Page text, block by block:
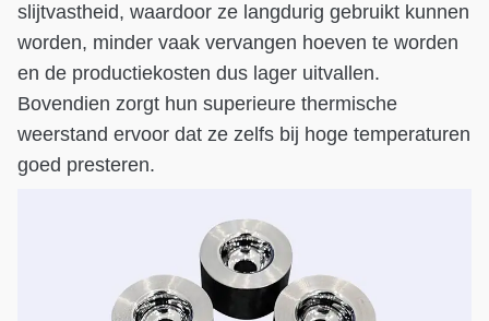
slijtvastheid, waardoor ze langdurig gebruikt kunnen
worden, minder vaak vervangen hoeven te worden
en de productiekosten dus lager uitvallen.
Bovendien zorgt hun superieure thermische
weerstand ervoor dat ze zelfs bij hoge temperaturen
goed presteren.